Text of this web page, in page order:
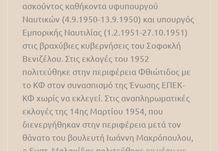
ασκούντος καθήκοντα υφυπουργού
Ναυτικών (4.9.1950-13.9.1950) και υπουργός
Εμπορικής Ναυτιλίας (1.2.1951-27.10.1951)
στις βραχύβιες κυβερνήσεις του Σοφοκλή
Βενιζέλου. Στις εκλογές του 1952
πολιτεύθηκε στην περιφέρεια Φθιώτιδος με
το ΚΦ στον συνασπισμό της Ένωσης ΕΠΕΚ-
ΚΦ χωρίς να εκλεγεί. Στις αναπληρωματικές
εκλογές της 14ης Μαρτίου 1954, που
διενεργήθηκαν στην περιφέρεια μετά τον
θάνατο του βουλευτή Ιωάννη Μακρόπουλου,